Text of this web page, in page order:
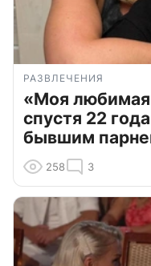
РАЗВЛЕЧЕНИЯ
«Моя любимая
спустя 22
бывшим
258 3